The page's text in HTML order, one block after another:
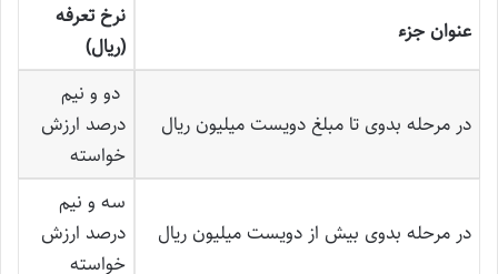
عنوان جزء
نرخ تعرفه
(ریال)
در مرحله بدوی تا مبلغ دویست میلیون ریال
دو و نیم
درصد ارزش
خواسته
در مرحله بدوی بیش از دویست میلیون ریال
سه و نیم
درصد ارزش
خواسته